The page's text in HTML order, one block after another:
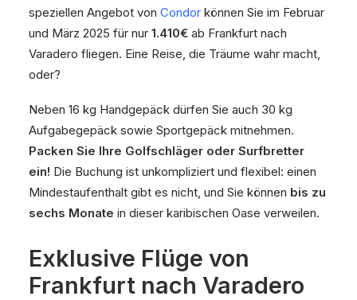
speziellen Angebot von Condor können Sie im Februar
und März 2025 für nur 1.410€ ab Frankfurt nach
Varadero fliegen. Eine Reise, die Träume wahr macht,
oder?
Neben 16 kg Handgepäck dürfen Sie auch 30 kg
Aufgabegepäck sowie Sportgepäck mitnehmen.
Packen Sie Ihre Golfschläger oder Surfbretter
ein! Die Buchung ist unkompliziert und flexibel: einen
Mindestaufenthalt gibt es nicht, und Sie können bis zu
sechs Monate in dieser karibischen Oase verweilen.
Exklusive Flüge von
Frankfurt nach Varadero